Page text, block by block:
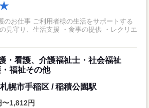
★
のお仕事 ご利用者様の生活をサポートする
見守り、生活支援 ・食事の提供 ・レクリエ
・看護、介護福祉士・社会福祉
福祉その他
幌市手稲区 / 稲積公園駅
1,812円